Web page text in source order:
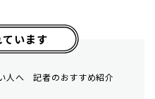
います
人へ 記者のおすすめ紹介